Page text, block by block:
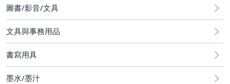
古董、藝術與礦石
手機、配件與通訊
美容保養與彩妝
圖書/影音/文具
文具與事務用品
書寫用具
墨水/墨汁